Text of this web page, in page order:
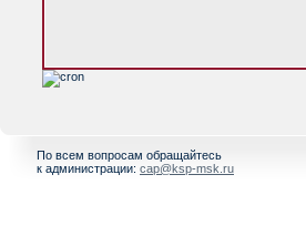
По всем вопросам обращайтесь
к администрации: cap@ksp-msk.ru